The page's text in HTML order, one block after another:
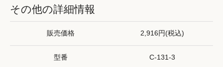
その他の詳細情報
販売価格 2,916円(税込)
型番 C-131-3